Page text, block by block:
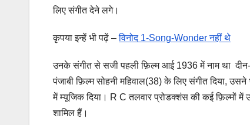
लिए संगीत देने लगे।
कृपया इन्हें भी पढ़ें –विनोद 1-Song-Wonder नहीं थे
उनके संगीत से सजी पहली फ़िल्म आई 1936 में नाम था
पंजाबी फ़िल्म सोहनी महिवाल(38) के लिए संगीत दिया,
में म्यूजिक दिया। R C तलवार प्रोडक्शंस की कई फ़िल्मों में
शामिल हैं।